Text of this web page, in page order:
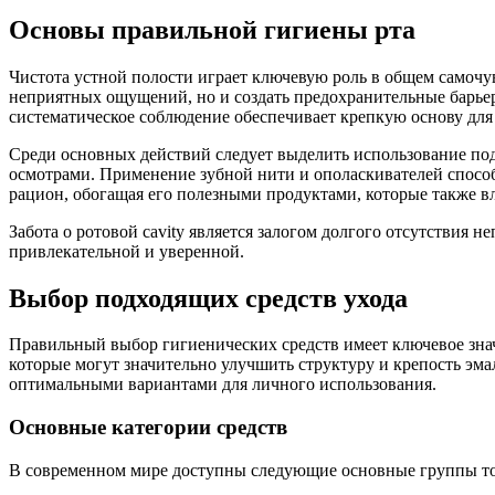
Основы правильной гигиены рта
Чистота устной полости играет ключевую роль в общем
неприятных ощущений, но и создать предохранительные
систематическое соблюдение обеспечивает крепкую основу
Среди основных действий следует выделить использование
осмотрами. Применение зубной нити и ополаскивателей
рацион, обогащая его полезными продуктами, которые также
Забота о ротовой cavity является залогом долгого
привлекательной и уверенной.
Выбор подходящих средств ухода
Правильный выбор гигиенических средств имеет ключевое
которые могут значительно улучшить структуру и крепость
оптимальными вариантами для личного использования.
Основные категории средств
В современном мире доступны следующие основные группы